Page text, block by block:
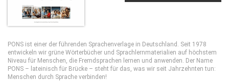
PONS ist einer der führenden Sprachenverlage in Deutschland. Seit 1978
entwickeln wir grüne Wörterbücher und Sprachlernmaterialien auf höchstem
Niveau für Menschen, die Fremdsprachen lernen und anwenden. Der Name
PONS – lateinisch für Brücke – steht für das, was wir seit Jahrzehnten tun:
Menschen durch Sprache verbinden!